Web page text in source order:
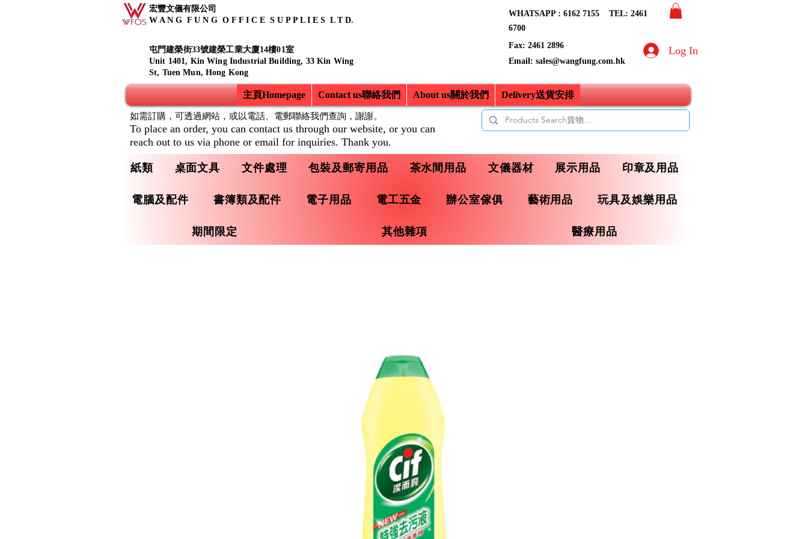
宏豐文儀有限公司
W A N G F U N G O F F I C E S U P P L I E S L T D.
屯門建榮街33號建榮工業大廈14樓01室
Unit 1401, Kin Wing Industrial Building, 33 Kin Wing
St, Tuen Mun, Hong Kong
WHATSAPP : 6162 7155​ TEL: 2461
6700
Fax: 2461 2896
Email: sales@wangfung.com.hk
Log In
主頁Homepage Contact us聯絡我們 About us關於我們 Delivery送貨安排
紙類 桌面文具 文件處理 包裝及郵寄用品 茶水間用品 文儀器材 展示用品 印章及用品
電腦及配件 書簿類及配件 電子用品 電工五金 辦公室傢俱 藝術用品 玩具及娛樂用品
期間限定 其他雜項 醫療用品
如需訂購，可透過網站，或以電話、電郵聯絡我們查詢， 謝謝。
To place an order, you can contact us through our website, or you can
reach out to us via phone or email for inquiries. Thank you.